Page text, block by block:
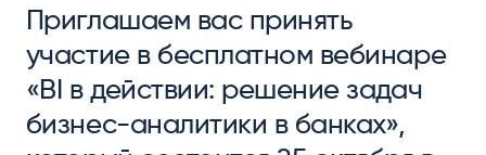
Приглашаем вас принять
участие в бесплатном вебинаре
«BI в действии: решение задач
бизнес-аналитики в банках»,